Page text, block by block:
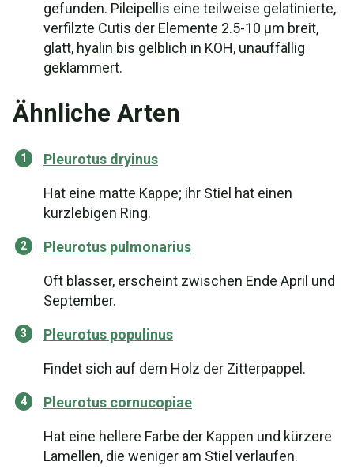
gefunden. Pileipellis eine teilweise gelatinierte,
verfilzte Cutis der Elemente 2.5-10 µm breit,
glatt, hyalin bis gelblich in KOH, unauffällig
geklammert.
Ähnliche Arten
Pleurotus dryinus
Hat eine matte Kappe; ihr Stiel hat einen
kurzlebigen Ring.
Pleurotus pulmonarius
Oft blasser, erscheint zwischen Ende April und
September.
Pleurotus populinus
Findet sich auf dem Holz der Zitterpappel.
Pleurotus cornucopiae
Hat eine hellere Farbe der Kappen und kürzere
Lamellen, die weniger am Stiel verlaufen.